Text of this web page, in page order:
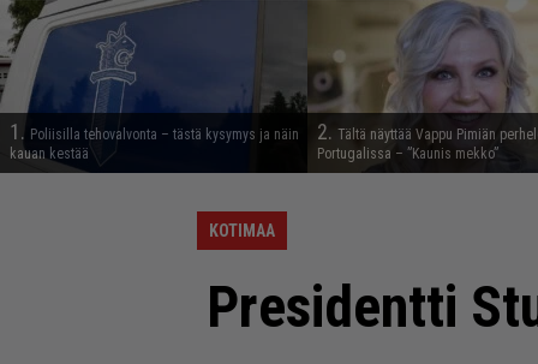
1. Poliisilla tehovalvonta – tästä kysymys ja näin
kauan kestää
2. Tältä näyttää Vappu Pimiän
Portugalissa – ”Kaunis mekko”
KOTIMAA
Presidentti